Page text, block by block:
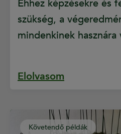
Ehhez képzésekre és
szükség, a
mindenkinek hasznára
Elolvasom
Követendő példák